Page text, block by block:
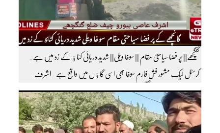
گنگچھے|| پر فضا سیاحتی مقام || سوغا ویلی|| شدید دریائی کٹاٶ کے زد میں ہے۔
کرسٹل لیک مشہور فش فارم سوغا بھی اسی گاٶں میں واقع ہے۔ اشرف
عاصی بیورو چیف ضلع گنگچھے مزید اپڈیٹس دیکھنے کے لئے ہمارے یوٹیوب چینل کو
سبسکرائب کریں